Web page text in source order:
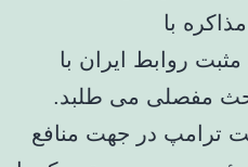
با
مثبت روابط ایران با
مفصلی می طلبد.
ترامپ در جهت منافع